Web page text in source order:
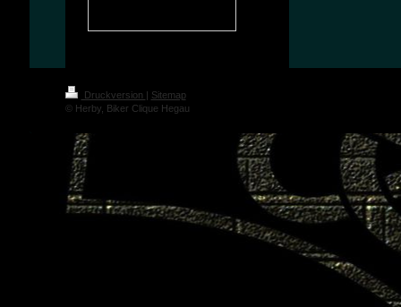
Druckversion | Sitemap
© Herby, Biker Clique Hegau